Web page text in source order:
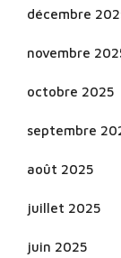
décembre
novembre
octobre 2025
septembre
août 2025
juillet 2025
juin 2025